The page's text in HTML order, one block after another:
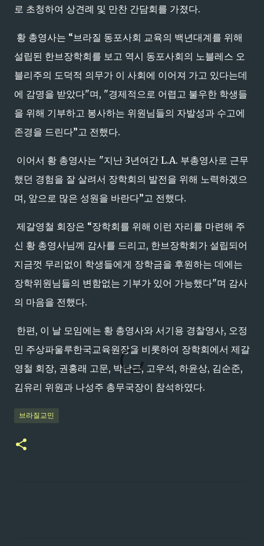
로 초청하여 상견례 및 만찬 간담회를 가졌다.
황 총영사는 “브라질 동포사회 교육의 백년대계를 위해
설립된 한브장학회를 보고 역시 동포사회의 노블레스 오
블리주의 도덕적 의무가 이 사회에 이어져 가고 있다는데
에 감명을 받았다"며, "경제적으로 어렵고 불우한 학생들
을 위해 기부하고 봉사하는 위원님들의 자발성과 수고에
존경을 드린다”고 전했다.
이어서 황 총영사는 "지난 3년여간 L.A. 부총영사로 근무
했던 경험을 잘 살려서 장학회의 발전을 위해 노력하겠으
며, 앞으로 많은 성원을 바란다”고 전했다.
제갈영철 회장은 “장학회를 위해 이런 자리를 마련해 주
신 황 총영사님께 감사를 드리고, 한브장학회가 설립되어
지금껏 무리없이 학생들에게 장학금을 후원하는 데에는
장학위원님들의 변함없는 기부가 있어 가능했다"며 감사
의 마음을 전했다.
한편, 이 날 모임에는 황 총영사와 서기용 경찰영사, 오정
민 주상파울루한국교육원장을 비롯하여 장학회에서 제갈
영철 회장, 권홍래 고문, 박남근, 고우석, 하윤상, 김순준,
김유리 위원과 나성주 총무국장이 참석하였다.
브라질교민